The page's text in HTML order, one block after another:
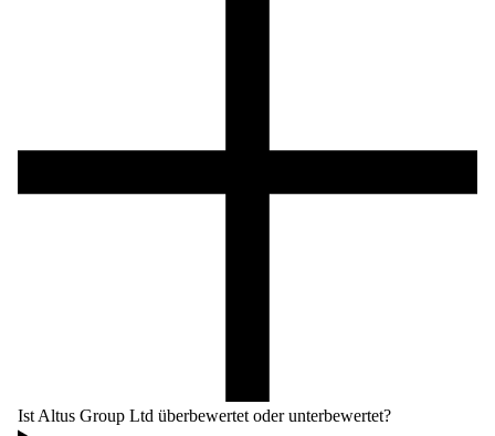
Ist Altus Group Ltd überbewertet oder unterbewertet?